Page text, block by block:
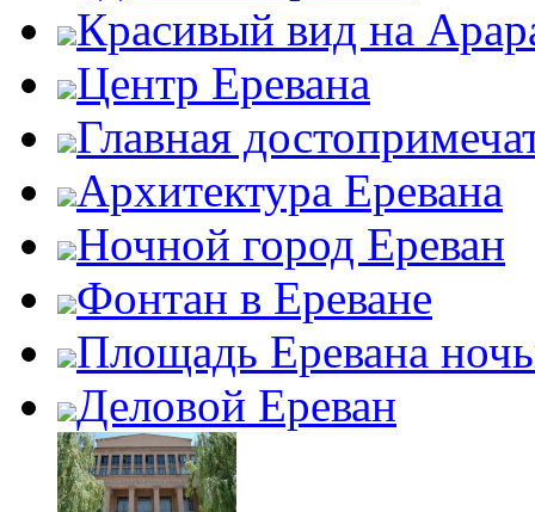
Красивый вид на
Центр Еревана
Главная
Архитектура Еревана
Ночной город Ереван
Фонтан в Ереване
Площадь Еревана
Деловой Ереван